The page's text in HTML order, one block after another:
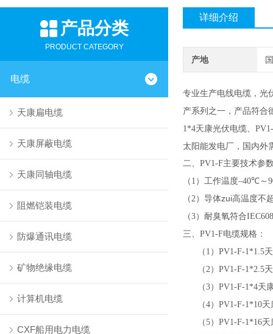
产品分类
PRODUCT CATEGORY
电缆
天康扁电缆
天康屏蔽电缆
天康同轴电缆
阻燃铠装电缆
防爆通讯电缆
矿物绝缘电缆
计算机电缆
CXF船用电力电缆
详细介绍
产地
专业生产电线电缆，光
产系列之一，产品符合
1*4天康光伏电缆、
太阳能发电厂，国内外
二、 PV1-F主要技术参
（ 1 ）工作温度–40℃～
（2）导体zui高温度不
（3）耐臭氧符合
三、 PV1-F电缆规格：
（ 1 ） PV1-F-1*1.5
（2） PV1-F-1*2.5
（3） PV1-F-1*4天
（4） PV1-F-1*10天
（5） PV1-F-1*16天